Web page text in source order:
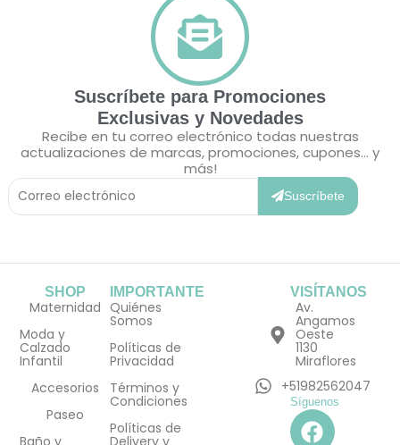
Suscríbete para Promociones
Exclusivas y Novedades
Recibe en tu correo electrónico todas nuestras
actualizaciones de marcas, promociones, cupones... y
más!
Correo
Electrónico
Suscríbete
SHOP
Maternidad
Moda y
Calzado
Infantil
Accesorios
Paseo
IMPORTANTE
Quiénes
Somos
Políticas de
Privacidad
Términos y
Condiciones
Políticas de
VISÍTANOS
Av.
Angamos
Oeste
1130
Miraflores
+51982562047
Síguenos
F
I